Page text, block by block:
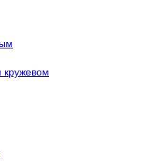
кружевом